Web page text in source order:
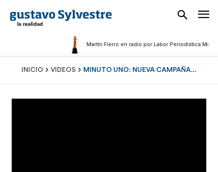
Martín Fierro en radio por Labor Periodística Masculina
INICIO VIDEOS MINUTO UNO: NUEVA CAMPAÑA...